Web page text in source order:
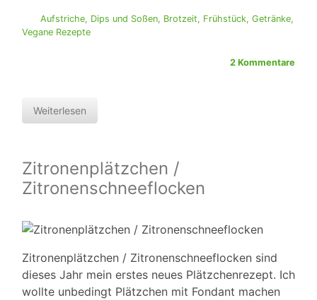
Aufstriche, Dips und Soßen, Brotzeit, Frühstück, Getränke,
Vegane Rezepte
2 Kommentare
Weiterlesen
Zitronenplätzchen /
Zitronenschneeflocken
Zitronenplätzchen / Zitronenschneeflocken sind
dieses Jahr mein erstes neues Plätzchenrezept. Ich
wollte unbedingt Plätzchen mit Fondant machen